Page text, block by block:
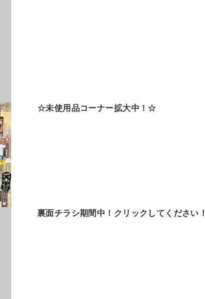
☆未使用品コーナー拡大中！☆
裏面チラシ期間中！クリックしてください！